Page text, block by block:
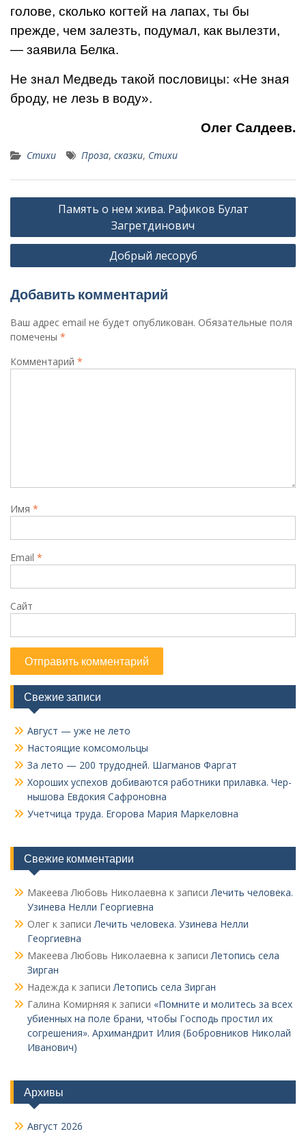
голове, сколько ког­тей на лапах, ты бы
прежде, чем залезть, подумал, как вылезти,
— заявила Белка.
Не знал Медведь такой пословицы: «Не зная
броду, не лезь в воду».
Олег Салдеев.
Стихи Проза, сказки, Стихи
Навигация
записям
Память о нем жива. Рафиков Булат
Загретдинович
Добрый лесоруб
Добавить комментарий
Ваш адрес email не будет опубликован. Обязательные поля
помечены *
Комментарий *
Имя *
Email *
Сайт
Свежие записи
Август — уже не лето
Настоящие комсомольцы
За лето — 200 трудодней. Шагманов Фаргат
Хороших успехов добиваются работники прилавка. Чер­
нышова Евдокия Сафроновна
Учетчица труда. Его­рова Мария Маркеловна
Свежие комментарии
Макеева Любовь Николаевна к записиЛечить человека.
Узинева Нелли Георгиевна
Олег к записиЛечить человека. Узинева Нелли
Георгиевна
Макеева Любовь Николаевна к записиЛетопись села
Зирган
Надежда к записиЛетопись села Зирган
Галина Комирняя к записи «Помните и молитесь за всех
убиенных на поле брани, чтобы Господь простил их
согрешения». Архимандрит Илия (Бобровников Николай
Иванович)
Архивы
Август 2026